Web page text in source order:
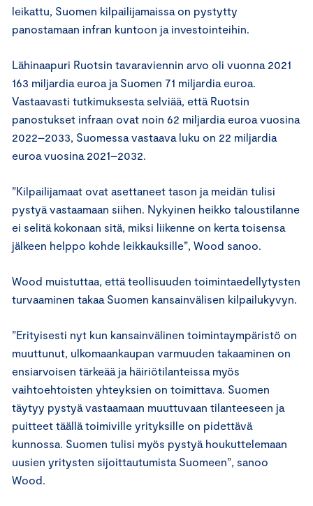
leikattu, Suomen kilpailijamaissa on pystytty
panostamaan infran kuntoon ja investointeihin.
Lähinaapuri Ruotsin tavaraviennin arvo oli vuonna 2021
163 miljardia euroa ja Suomen 71 miljardia euroa.
Vastaavasti tutkimuksesta selviää, että Ruotsin
panostukset infraan ovat noin 62 miljardia euroa vuosina
2022–2033, Suomessa vastaava luku on 22 miljardia
euroa vuosina 2021–2032.
”Kilpailijamaat ovat asettaneet tason ja meidän tulisi
pystyä vastaamaan siihen. Nykyinen heikko taloustilanne
ei selitä kokonaan sitä, miksi liikenne on kerta toisensa
jälkeen helppo kohde leikkauksille”, Wood sanoo.
Wood muistuttaa, että teollisuuden toimintaedellytysten
turvaaminen takaa Suomen kansainvälisen kilpailukyvyn.
”Erityisesti nyt kun kansainvälinen toimintaympäristö on
muuttunut, ulkomaankaupan varmuuden takaaminen on
ensiarvoisen tärkeää ja häiriötilanteissa myös
vaihtoehtoisten yhteyksien on toimittava. Suomen
täytyy pystyä vastaamaan muuttuvaan tilanteeseen ja
puitteet täällä toimiville yrityksille on pidettävä
kunnossa. Suomen tulisi myös pystyä houkuttelemaan
uusien yritysten sijoittautumista Suomeen”, sanoo
Wood.